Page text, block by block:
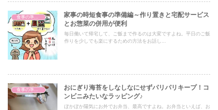
家事の時短食事の準備編～作り置きと宅配サービス
とお惣菜の併用が便利
毎日働いて帰宅して、ご飯まで作るのは大変ですよね。平日のご飯
作りを少しでも楽にするための方法をお話し...
おにぎり海苔をしなしなにせずパリパリキープ！コ
ンビニみたいなラッピング♪
ぽかぽか陽気にお外でお弁当、最高ですよね。お弁当といえば、お